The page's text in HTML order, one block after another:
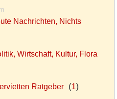
Nachrichten, Nichts
Wirtschaft, Kultur, Flora
Ratgeber (1)